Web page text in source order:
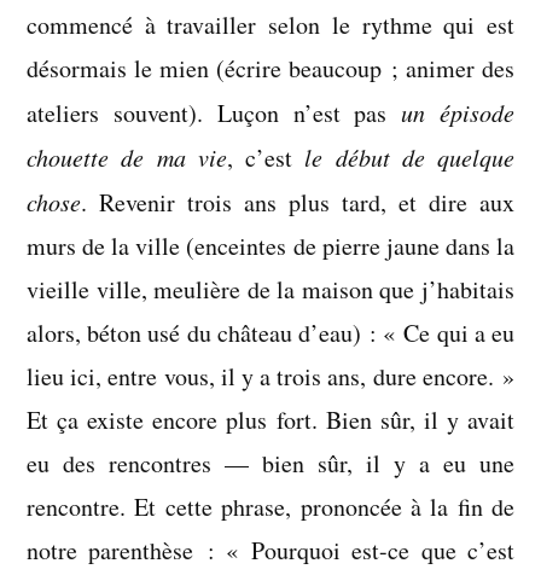
commencé à travailler selon le rythme qui est
désormais le mien (écrire beaucoup ; animer des
ateliers souvent). Luçon n’est pasun épisode
chouette de ma vie, c’estle début de quelque
chose. Revenir trois ans plus tard, et dire aux
murs de la ville (enceintes de pierre jaune dans la
vieille ville, meulière de la maison que j’habitais
alors, béton usé du château d’eau) : « Ce qui a eu
lieu ici, entre vous, il y a trois ans, dure encore. »
Et ça existe encore plus fort. Bien sûr, il y avait
eu des rencontres — bien sûr, il y a eu une
rencontre. Et cette phrase, prononcée à la fin de
notre parenthèse : « Pourquoi est-ce que c’est